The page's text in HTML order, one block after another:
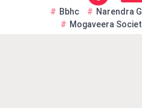
Bbhc Narendra
Mogaveera